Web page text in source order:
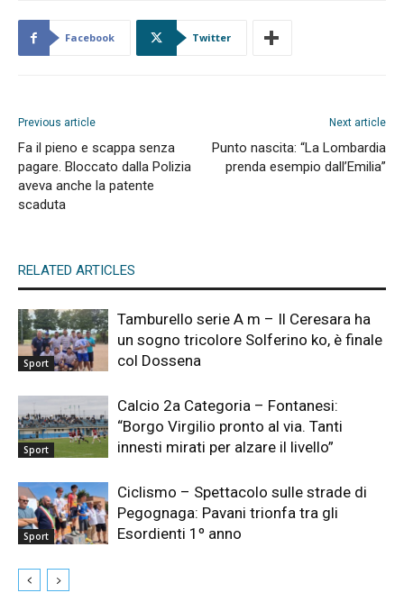
Facebook Twitter
Previous article
Fa il pieno e scappa senza
pagare. Bloccato dalla Polizia
aveva anche la patente
scaduta
Next article
Punto nascita: “La Lombardia
prenda esempio dall’Emilia”
RELATED ARTICLES
Sport
Tamburello serie A m – Il Ceresara ha
un sogno tricolore Solferino ko, è finale
col Dossena
Sport
Calcio 2a Categoria – Fontanesi:
“Borgo Virgilio pronto al via. Tanti
innesti mirati per alzare il livello”
Sport
Ciclismo – Spettacolo sulle strade di
Pegognaga: Pavani trionfa tra gli
Esordienti 1º anno